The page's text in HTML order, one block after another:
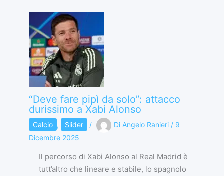
“Deve fare pipì da solo”: attacco
durissimo a Xabi Alonso
Calcio , Slider / Di Angelo Ranieri / 9
Dicembre 2025
Il percorso di Xabi Alonso al Real Madrid è
tutt’altro che lineare e stabile, lo spagnolo